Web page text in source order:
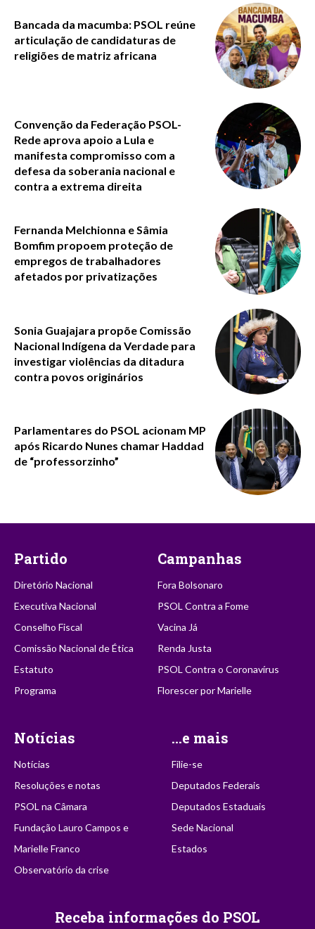
Bancada da macumba: PSOL reúne
articulação de candidaturas de
religiões de matriz africana
Convenção da Federação PSOL-
Rede aprova apoio a Lula e
manifesta compromisso com a
defesa da soberania nacional e
contra a extrema direita
Fernanda Melchionna e Sâmia
Bomfim propoem proteção de
empregos de trabalhadores
afetados por privatizações
Sonia Guajajara propõe Comissão
Nacional Indígena da Verdade para
investigar violências da ditadura
contra povos originários
Parlamentares do PSOL acionam MP
após Ricardo Nunes chamar Haddad
de “professorzinho”
Partido
Diretório Nacional
Executiva Nacional
Conselho Fiscal
Comissão Nacional de Ética
Estatuto
Programa
Campanhas
Fora Bolsonaro
PSOL Contra a Fome
Vacina Já
Renda Justa
PSOL Contra o Coronavírus
Florescer por Marielle
Notícias
Notícias
Resoluções e notas
PSOL na Câmara
Fundação Lauro Campos e
Marielle Franco
Observatório da crise
...e mais
Filie-se
Deputados Federais
Deputados Estaduais
Sede Nacional
Estados
Receba informações do PSOL